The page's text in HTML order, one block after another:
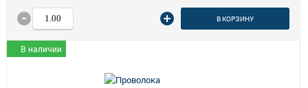
В КОРЗИНУ
В наличии